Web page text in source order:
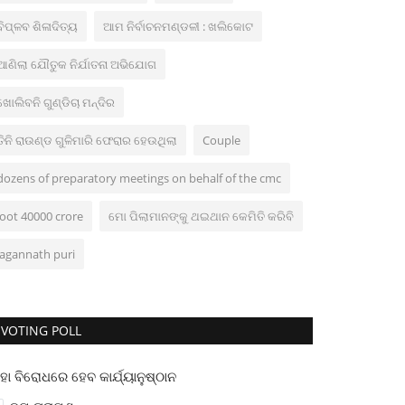
ଶିଳାଦିତ୍ୟ ଆମ ନିର୍ବାଚନମଣ୍ଡଳୀ : ଖଲିକୋଟ
ଯୌତୁକ ନିର୍ଯାତନା ଅଭିଯୋଗ
ଗୁଣ୍ଡିଚା ମନ୍ଦିର
ରାଉଣ୍ଡ ଗୁଳିମାରି ଫେରାର ହେଉଥିଲା Couple
of preparatory meetings on behalf of the cmc
40000 crore ମୋ ପିଲାମାନଙ୍କୁ ଥଇଥାନ କେମିତି କରିବି
puri
VOTING POLL
ବିରୋଧରେ ହେବ କାର୍ଯ୍ୟାନୁଷ୍ଠାନ